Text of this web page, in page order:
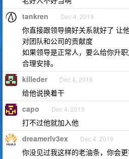
tankren Dec 4, 2019
你直接跟领导搞好关系就好了 让
对团队和公司的贡献度
如果领导是正常人，要么给你升
合理安排。
killeder Dec 4, 2019
给他说换着干
capo Dec 4, 2019
打不过他就加入他
dreamerlv3ex Dec 4, 2019
你没见过我这样的老油条，你会更